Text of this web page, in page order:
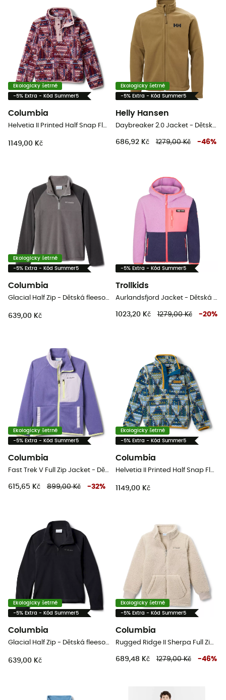
Ekologicky šetrné
-5% Extra - Kód Summer5
Columbia
Helvetia II Printed Half Snap Fleece - Dětská fleesová mikina
1149,00 Kč
Ekologicky šetrné
-5% Extra - Kód Summer5
Helly Hansen
Daybreaker 2.0 Jacket - Dětská fleesová mikina
686,92 Kč 1279,00 Kč -46%
Ekologicky šetrné
-5% Extra - Kód Summer5
Columbia
Glacial Half Zip - Dětská fleesová mikina
639,00 Kč
-5% Extra - Kód Summer5
Trollkids
Aurlandsfjord Jacket - Dětská fleesová mikina
1023,20 Kč 1279,00 Kč -20%
Ekologicky šetrné
-5% Extra - Kód Summer5
Columbia
Fast Trek V Full Zip Jacket - Dětská fleesová mikina
615,65 Kč 899,00 Kč -32%
Ekologicky šetrné
-5% Extra - Kód Summer5
Columbia
Helvetia II Printed Half Snap Fleece - Dětská fleesová mikina
1149,00 Kč
Ekologicky šetrné
-5% Extra - Kód Summer5
Columbia
Glacial Half Zip - Dětská fleesová mikina
639,00 Kč
Ekologicky šetrné
-5% Extra - Kód Summer5
Columbia
Rugged Ridge II Sherpa Full Zip - Dětská fleesová mikina
689,48 Kč 1279,00 Kč -46%